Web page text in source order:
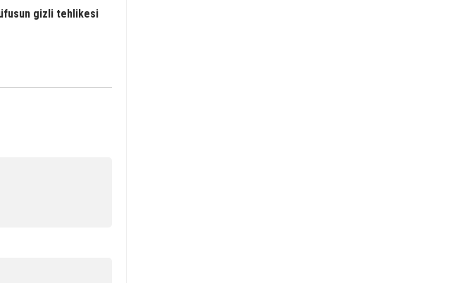
gizli tehlikesi